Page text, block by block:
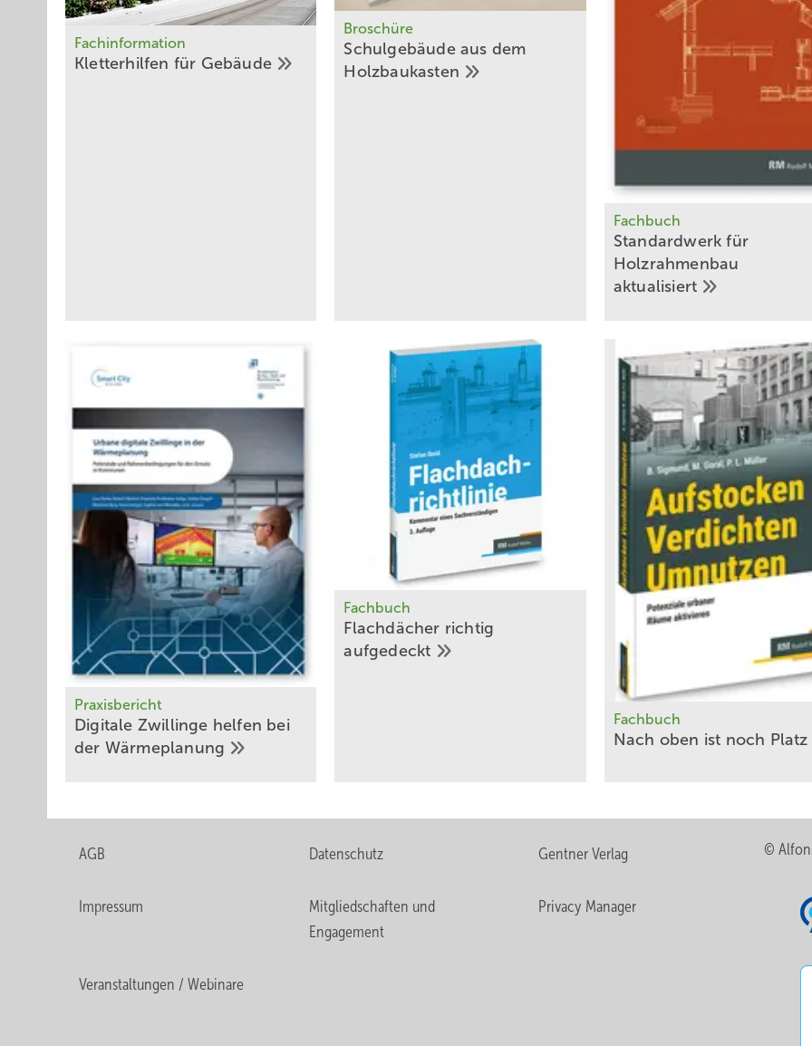
Fachinformation
Kletterhilfen für ­Gebäude
Broschüre
Schulgebäude aus dem
Holzbaukasten
Fachbuch
Standardwerk für
Holzrahmenbau
aktualisiert
Praxisbericht
Digitale Zwillinge ­helfen bei
der Wärmeplanung
Fachbuch
Flachdächer richtig
aufgedeckt
Fachbuch
Nach oben ist noch Platz
AGB Datenschutz Gentner Verlag
Impressum
Mitgliedschaften und
Engagement
Privacy Manager
Veranstaltungen / Webinare
©